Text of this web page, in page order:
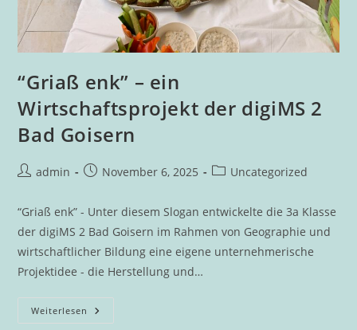
“Griaß enk” – ein
Wirtschaftsprojekt der digiMS 2
Bad Goisern
Beitrags-
admin
BeitragNovember 6, 2025
Beitrags-
Uncategorized
“Griaß enk” - Unter diesem Slogan entwickelte die 3a Klasse
der digiMS 2 Bad Goisern im Rahmen von Geographie und
wirtschaftlicher Bildung eine eigene unternehmerische
Projektidee - die Herstellung und…
Weiterlesen “Griaß
Enk”